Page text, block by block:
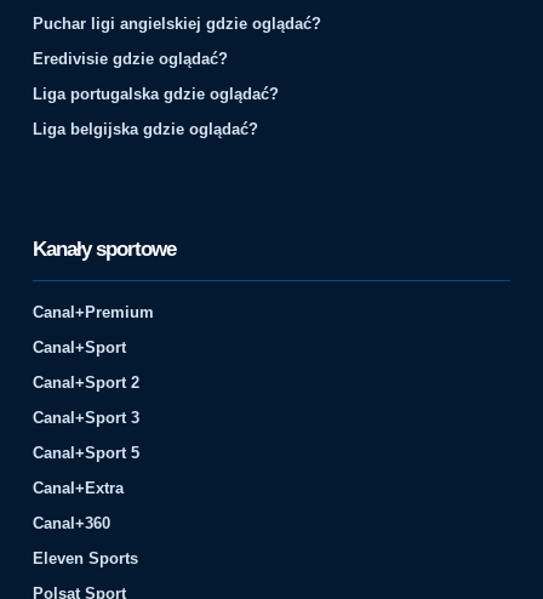
Puchar ligi angielskiej gdzie oglądać?
Eredivisie gdzie oglądać?
Liga portugalska gdzie oglądać?
Liga belgijska gdzie oglądać?
Kanały sportowe
Canal+Premium
Canal+Sport
Canal+Sport 2
Canal+Sport 3
Canal+Sport 5
Canal+Extra
Canal+360
Eleven Sports
Polsat Sport